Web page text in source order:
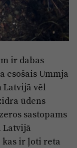
nav vecuma
politika
ir dabas
esošais Ummja
Latvijā vēl
ūdens
sastopams
Latvijā
kas ir ļoti reta